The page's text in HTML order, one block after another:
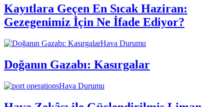
Kayıtlara Geçen En Sıcak Haziran:
Gezegenimiz İçin Ne İfade Ediyor?
Hava Durumu
Doğanın Gazabı: Kasırgalar
Hava Durumu